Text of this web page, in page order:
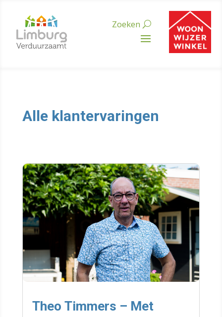
Alle klantervaringen
Theo Timmers – Met